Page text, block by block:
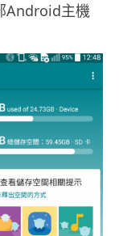
Android主機